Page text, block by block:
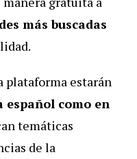
más buscadas
plataforma estarán
español como en
temáticas
de la